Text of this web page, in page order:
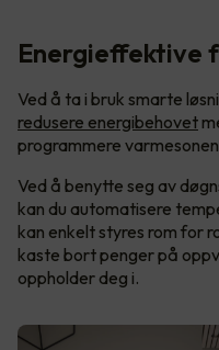
Energieffektive
Ved å ta i bruk smarte
redusere energibehovet
programmere
Ved å benytte seg av
kan du automatisere
kan enkelt styres rom for
kaste bort penger på
oppholder deg i.